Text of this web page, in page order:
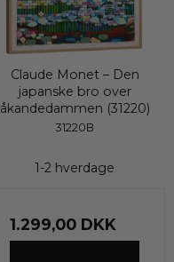
Claude Monet – Den
japanske bro over
åkandedammen (31220)
31220B
1-2 hverdage
1.299,00 DKK